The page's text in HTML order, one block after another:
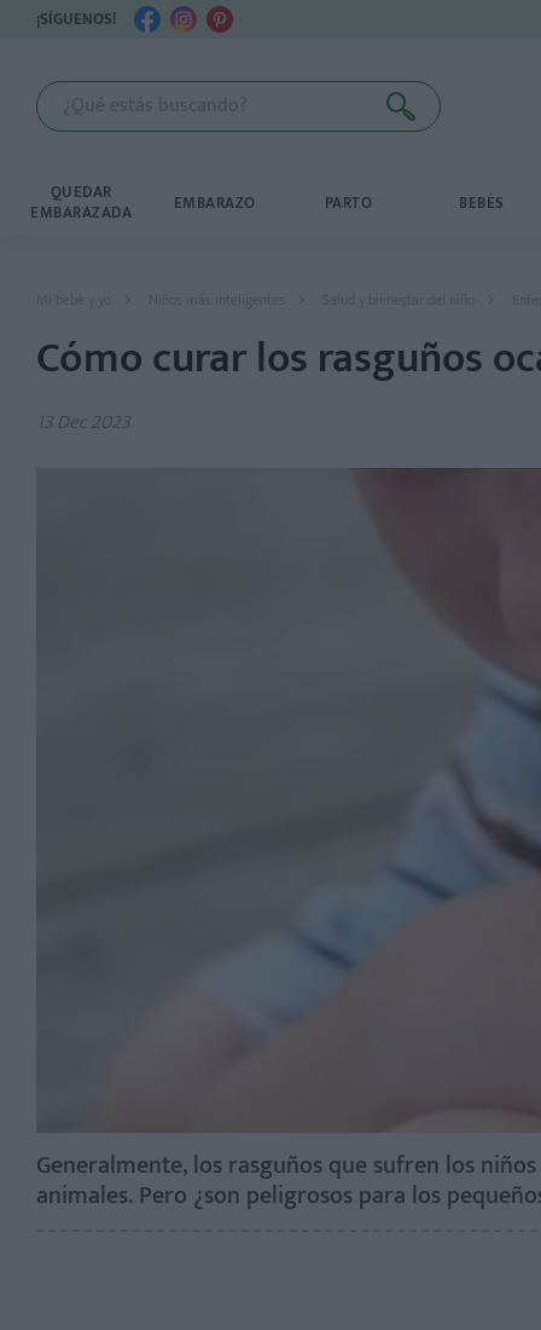
¡SÍGUENOS!
QUEDAR
EMBARAZADA EMBARAZO PARTO BEBÉS
Mi bebé y yo Niños más inteligentes Salud y bienestar del niño
Cómo curar los rasguños
13 Dec 2023
Generalmente, los rasguños que sufren los
animales. Pero ¿son peligrosos para los